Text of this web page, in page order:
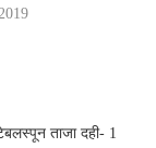
ताजा दही- 1